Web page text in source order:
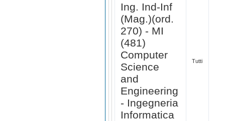
Ing. Ind-Inf
(Mag.)(ord.
270) - MI
(481)
Computer
Science
and
Engineering
- Ingegneria
Informatica
Tutti